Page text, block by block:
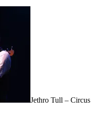
Jethro Tull – Circus